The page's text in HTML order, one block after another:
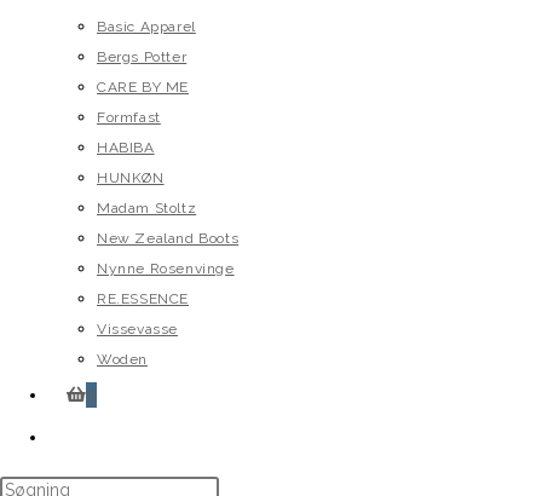
Basic Apparel
Bergs Potter
CARE BY ME
Formfast
HABIBA
HUNKØN
Madam Stoltz
New Zealand Boots
Nynne Rosenvinge
RE.ESSENCE
Vissevasse
Woden
0
website